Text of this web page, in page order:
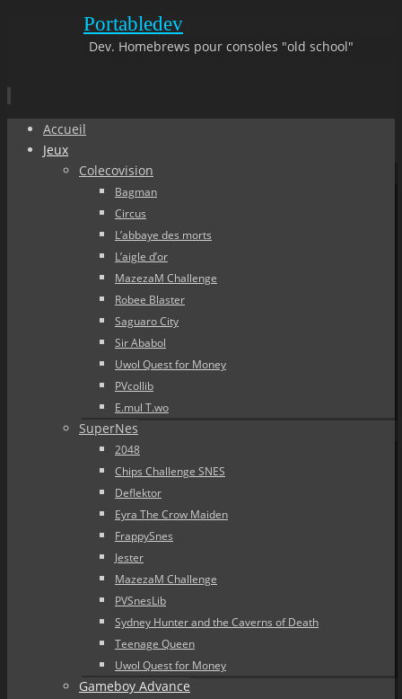
Portabledev
Dev. Homebrews pour consoles "old school"
Aller
Accueil
Jeux
Colecovision
Bagman
Circus
L’abbaye des morts
L’aigle d’or
MazezaM Challenge
Robee Blaster
Saguaro City
Sir Ababol
Uwol Quest for Money
PVcollib
E.mul T.wo
SuperNes
2048
Chips Challenge SNES
Deflektor
Eyra The Crow Maiden
FrappySnes
Jester
MazezaM Challenge
PVSnesLib
Sydney Hunter and the Caverns of Death
Teenage Queen
Uwol Quest for Money
Gameboy Advance